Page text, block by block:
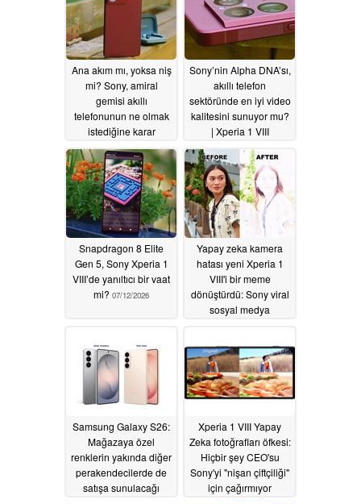
Ana akım mı, yoksa niş
mi? Sony, amiral
gemisi akıllı
telefonunun ne olmak
istediğine karar
veremiyor07/12/2026
Sony’nin Alpha DNA’sı,
akıllı telefon
sektöründe en iyi video
kalitesini sunuyor mu?
| Xperia 1 VIII
İncelemesi
07/12/2026
Snapdragon 8 Elite
Gen 5, Sony Xperia 1
VIII’de yanıltıcı bir vaat
mi? 07/12/2026
Yapay zeka kamera
hatası yeni Xperia 1
VIII'i bir meme
dönüştürdü: Sony viral
sosyal medya
Samsung Galaxy S26:
Mağazaya özel
renklerin yakında diğer
perakendecilerde de
satışa sunulacağı
Xperia 1 VIII Yapay
Zeka fotoğrafları öfkesi:
Hiçbir şey CEO'su
Sony'yi "nişan çiftçiliği"
için çağırmıyor